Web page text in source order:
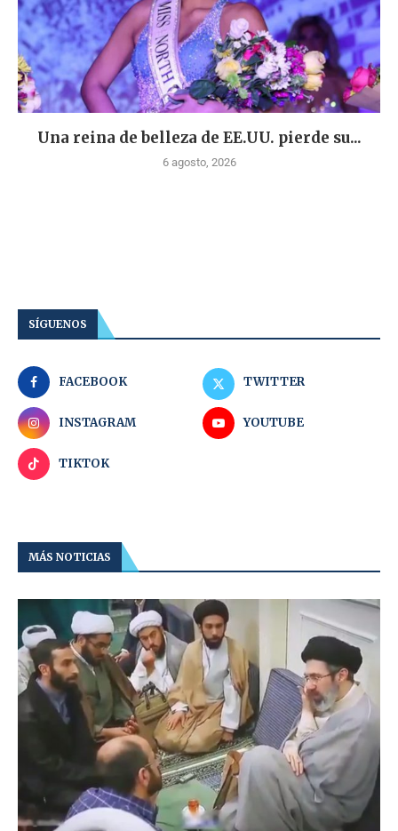
Una reina de belleza de EE.UU. pierde su...
6 agosto, 2026
SÍGUENOS
FACEBOOK TWITTER
INSTAGRAM YOUTUBE
TIKTOK
MÁS NOTICIAS